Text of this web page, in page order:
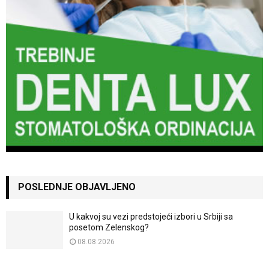
POSLEDNJE OBJAVLJENO
U kakvoj su vezi predstojeći izbori u Srbiji sa
posetom Zelenskog?
08.08.2026